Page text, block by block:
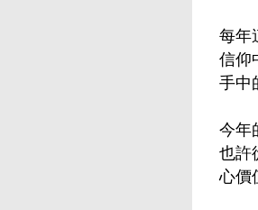
每年
信仰
手中
今年
也許
心價